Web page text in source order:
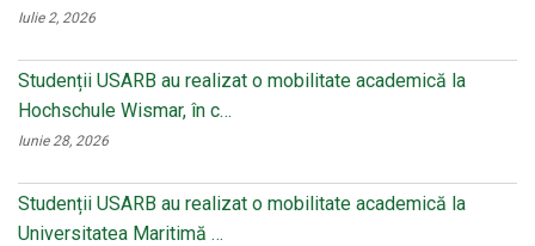
Iulie 2, 2026
Studenții USARB au realizat o mobilitate academică la
Hochschule Wismar, în c…
Iunie 28, 2026
Studenții USARB au realizat o mobilitate academică la
Universitatea Maritimă …